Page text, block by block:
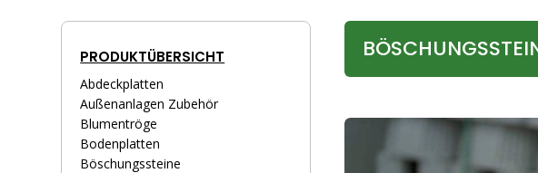
PRODUKTÜBERSICHT
Abdeckplatten
Außenanlagen Zubehör
Blumentröge
Bodenplatten
Böschungssteine